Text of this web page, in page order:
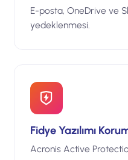
E-posta, OneDrive ve
yedeklenmesi.
Fidye Yazılımı
Acronis Active